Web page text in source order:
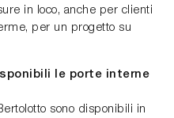
in loco, anche per clienti
per un progetto su
le porte interne
sono disponibili in